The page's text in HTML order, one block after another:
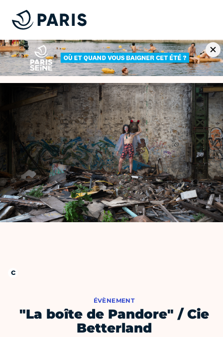
ÉVÈNEMENT
"La boîte de Pandore" / Cie
Betterland